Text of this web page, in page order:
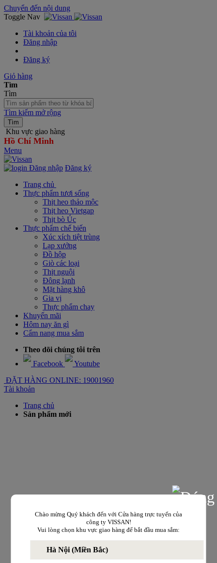
Chuyển đến nội dung
Toggle Nav
Tài khoản của tôi
Đăng nhập
Đăng ký
Giỏ hàng
Tìm
Tìm
Tìm kiếm mở rộng
Tìm
Khu vực giao hàng
Hồ Chí Minh
Chào mừng Quý khách đến với Cửa hàng trực tuyến của
công ty VISSAN!
Vui lòng chọn khu vực giao hàng để bắt đầu mua sắm:
Hà Nội (Miền Bắc)
Menu
Đăng nhập Đăng ký
Trang chủ
Thực phẩm tươi sống
Thịt heo thảo mộc
Thịt heo Vietgap
Thịt bò Úc
Thực phẩm chế biến
Xúc xích tiệt trùng
Lạp xưởng
Đồ hộp
Giò các loại
Thịt nguội
Đông lạnh
Mặt hàng khô
Gia vị
Thực phẩm chay
Khuyến mãi
Hôm nay ăn gì
Cẩm nang mua sắm
Theo dõi chúng tôi trên
Facebook
Youtube
ĐẶT HÀNG ONLINE: 19001960
Tài khoản
Trang chủ
Sản phẩm mới